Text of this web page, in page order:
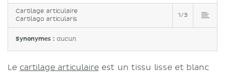
Cartilage articulaire
Cartilago articularis
1/3
Synonymes :aucun
Le cartilage articulaire est un tissu lisse et blanc